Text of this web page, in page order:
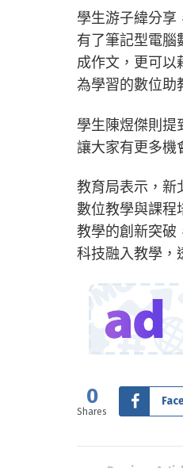
學生游子緯分享
有了筆記型電腦
成作文，更可以
為學習的數位助
學生陳煜傑則提
讓大家有更多機
教育局表示，新
數位教學與課程
教學的創新突破
科技融入教學，
0
Shares